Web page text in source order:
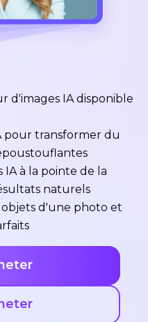
d'images IA disponible
pour transformer du
à la pointe de la
naturels
d'une photo et